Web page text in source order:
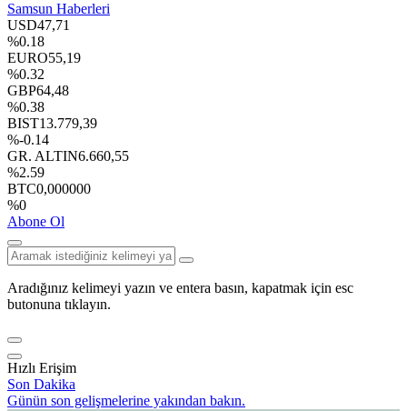
Samsun Haberleri
USD47,71
%0.18
EURO55,19
%0.32
GBP64,48
%0.38
BIST13.779,39
%-0.14
GR. ALTIN6.660,55
%2.59
BTC0,000000
%0
Abone Ol
Aradığınız kelimeyi yazın ve entera basın, kapatmak için esc
butonuna tıklayın.
Hızlı Erişim
Son Dakika
Günün son gelişmelerine yakından bakın.